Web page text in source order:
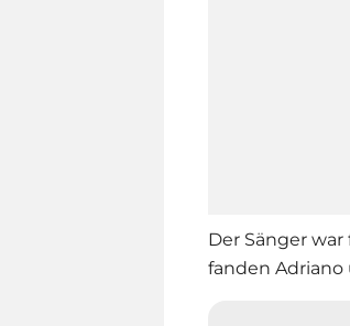
Der Sänger
fanden Adriano